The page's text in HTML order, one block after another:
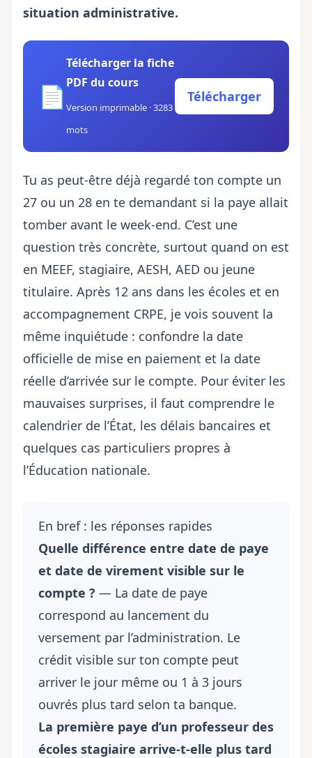
situation administrative.
📄
Télécharger la fiche
PDF du cours
Version imprimable · 3283
mots
Télécharger
Tu as peut-être déjà regardé ton compte un
27 ou un 28 en te demandant si la paye allait
tomber avant le week-end. C’est une
question très concrète, surtout quand on est
en MEEF, stagiaire, AESH, AED ou jeune
titulaire. Après 12 ans dans les écoles et en
accompagnement CRPE, je vois souvent la
même inquiétude : confondre la date
officielle de mise en paiement et la date
réelle d’arrivée sur le compte. Pour éviter les
mauvaises surprises, il faut comprendre le
calendrier de l’État, les délais bancaires et
quelques cas particuliers propres à
l’Éducation nationale.
En bref : les réponses rapides
Quelle différence entre date de paye
et date de virement visible sur le
compte ? — La date de paye
correspond au lancement du
versement par l’administration. Le
crédit visible sur ton compte peut
arriver le jour même ou 1 à 3 jours
ouvrés plus tard selon ta banque.
La première paye d’un professeur des
écoles stagiaire arrive-t-elle plus tard